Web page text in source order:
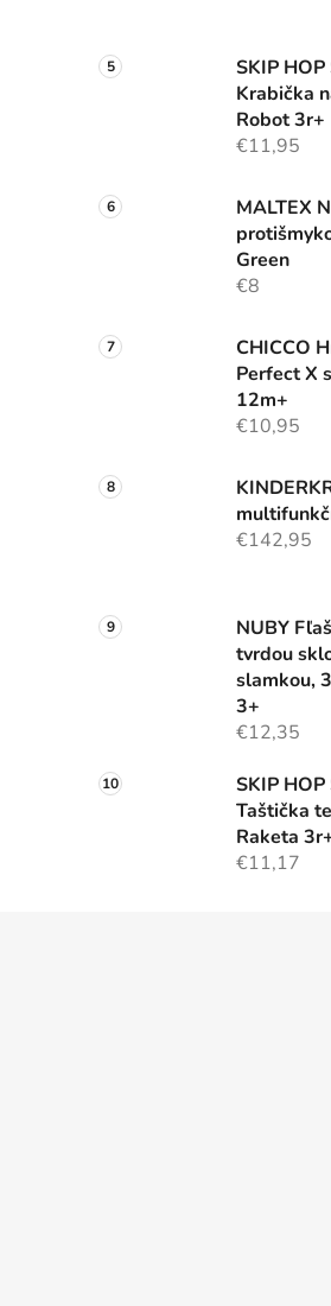
SKIP
Krabička
Robot 3r+
€11,95
MALTEX
Green
€8
CHICCO
Perfect X
12m+
€10,95
€142,95
NUBY
tvrdou
slamkou,
3+
€12,35
SKIP
Taštička
Raketa
€11,17